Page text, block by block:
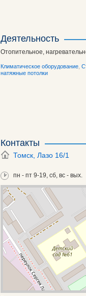
Деятельность
Отопительное,
Климатическое оборудование
натяжные потолки
Контакты
Томск, Лазо 16/1
пн - пт 9-19, сб, вс - вых.